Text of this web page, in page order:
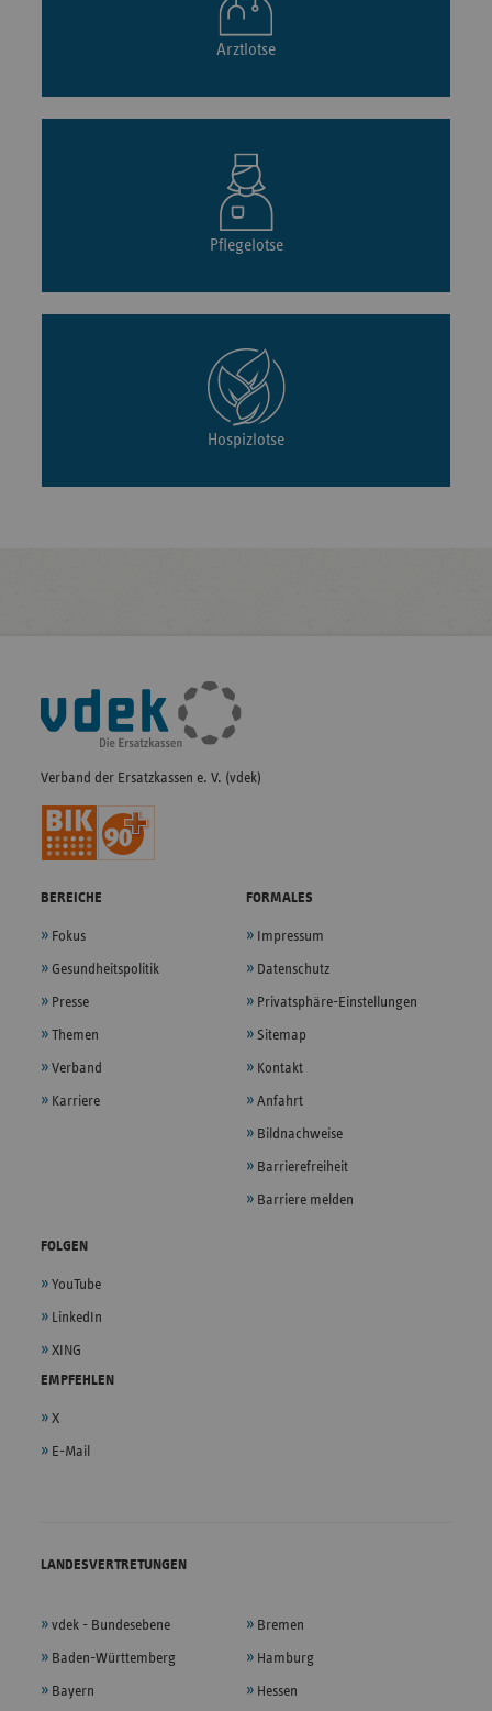
Arztlotse
Pflegelotse
Hospizlotse
Fußleisten-
Navigation
Verband der Ersatzkassen e. V. (vdek)
BEREICHE
Fokus
Gesundheitspolitik
Presse
Themen
Verband
Karriere
FORMALES
Impressum
Datenschutz
Privatsphäre-Einstellungen
Sitemap
Kontakt
Anfahrt
Bildnachweise
Barrierefreiheit
Barriere melden
FOLGEN
YouTube
LinkedIn
XING
EMPFEHLEN
X
E-Mail
LANDESVERTRETUNGEN
vdek - Bundesebene
Baden-Württemberg
Bayern
Bremen
Hamburg
Hessen